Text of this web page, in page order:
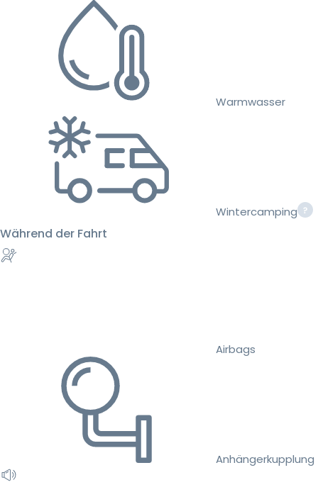
Warmwasser
Wintercamping
Während der Fahrt
Airbags
Anhängerkupplung